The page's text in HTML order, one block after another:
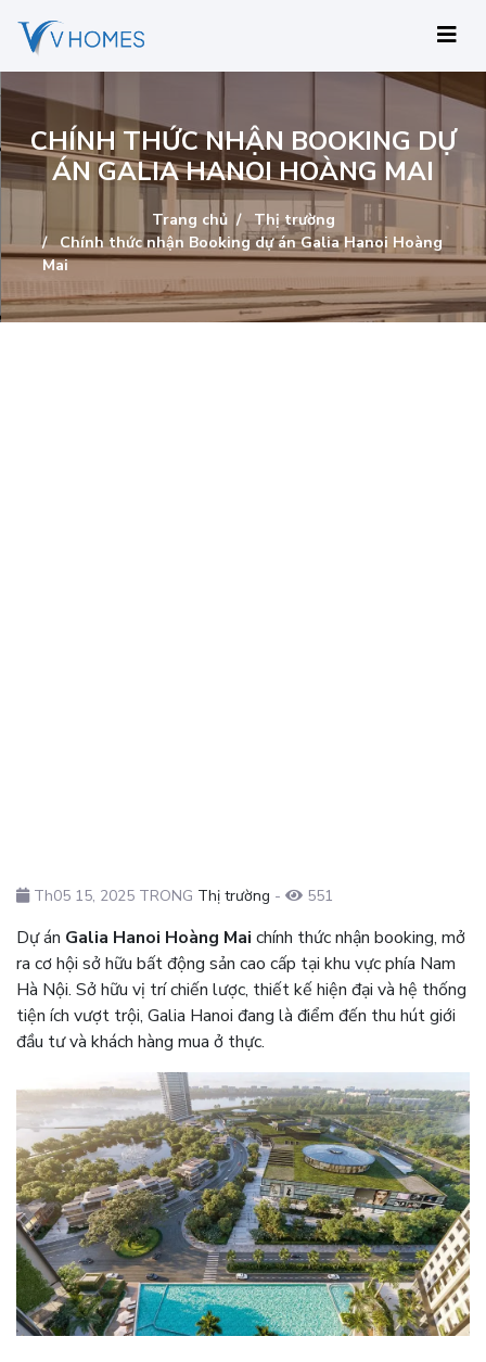
CHÍNH THỨC NHẬN BOOKING DỰ
ÁN GALIA HANOI HOÀNG MAI
Trang chủ
Thị trường
Chính thức nhận Booking dự án Galia Hanoi Hoàng
Mai
Th05 15, 2025 TRONG Thị trường - 551
Dự án Galia Hanoi Hoàng Mai chính thức nhận booking, mở
ra cơ hội sở hữu bất động sản cao cấp tại khu vực phía Nam
Hà Nội. Sở hữu vị trí chiến lược, thiết kế hiện đại và hệ thống
tiện ích vượt trội, Galia Hanoi đang là điểm đến thu hút giới
đầu tư và khách hàng mua ở thực.